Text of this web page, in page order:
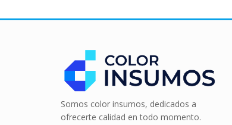
Somos color insumos, dedicados a
ofrecerte calidad en todo momento.